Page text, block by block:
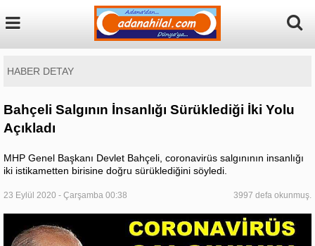
HABER DETAY
Bahçeli Salgının İnsanlığı Sürüklediği İki Yolu
Açıkladı
MHP Genel Başkanı Devlet Bahçeli, coronavirüs salgınının insanlığı
iki istikametten birisine doğru sürüklediğini söyledi.
23 Eylül 2020 - Çarşamba 00:38 3997 defa okunmuş.